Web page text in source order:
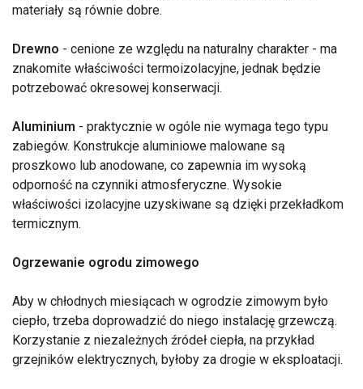
materiały są równie dobre.
Drewno - cenione ze względu na naturalny charakter - ma
znakomite właściwości termoizolacyjne, jednak będzie
potrzebować okresowej konserwacji.
Aluminium - praktycznie w ogóle nie wymaga tego typu
zabiegów. Konstrukcje aluminiowe malowane są
proszkowo lub anodowane, co zapewnia im wysoką
odporność na czynniki atmosferyczne. Wysokie
właściwości izolacyjne uzyskiwane są dzięki przekładkom
termicznym.
Ogrzewanie ogrodu zimowego
Aby w chłodnych miesiącach w ogrodzie zimowym było
ciepło, trzeba doprowadzić do niego instalację grzewczą.
Korzystanie z niezależnych źródeł ciepła, na przykład
grzejników elektrycznych, byłoby za drogie w eksploatacji.